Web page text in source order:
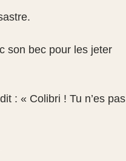
son bec pour les jeter
: « Colibri ! Tu n’es pas